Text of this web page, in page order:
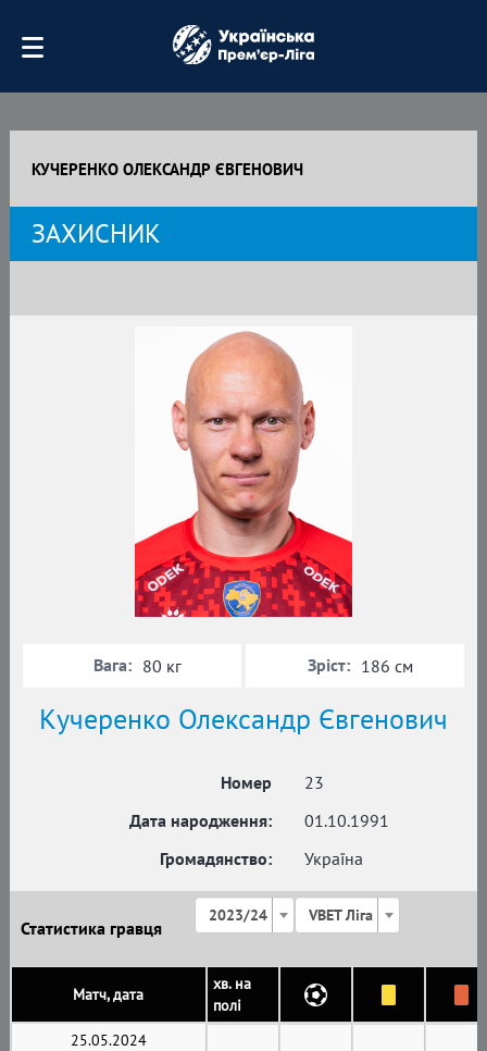
КУЧЕРЕНКО ОЛЕКСАНДР ЄВГЕНОВИЧ
ЗАХИСНИК
Кучеренко Олександр Євгенович
Номер
23
Дата народження:
01.10.1991
Громадянство:
Україна
Вага: 80 кг Зріст: 186 см
Статистика гравця
2023/24 VBET Ліга
Матч, дата
хв. на
полі
25.05.2024